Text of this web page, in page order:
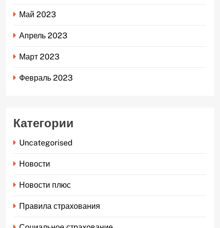
Май 2023
Апрель 2023
Март 2023
Февраль 2023
Категории
Uncategorised
Новости
Новости плюс
Правила страхования